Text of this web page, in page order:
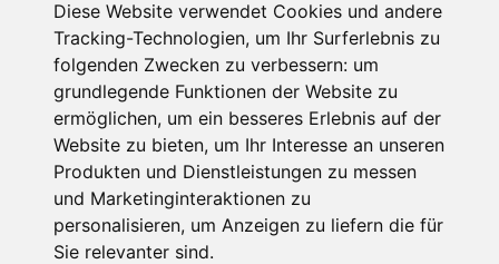
Diese Website verwendet Cookies und andere
Tracking-Technologien, um Ihr Surferlebnis zu
folgenden Zwecken zu verbessern: um
grundlegende Funktionen der Website zu
ermöglichen, um ein besseres Erlebnis auf der
Website zu bieten, um Ihr Interesse an unseren
Produkten und Dienstleistungen zu messen
und Marketinginteraktionen zu
personalisieren, um Anzeigen zu liefern die für
Sie relevanter sind.
ab€ 270,-
pro Person pro Nacht
Gesamtpreis ab€ 270,-
1 Pers./ Nacht
Jetzt buchen